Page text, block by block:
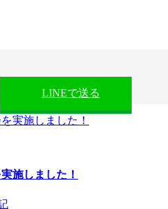
LINEで送る
施しました！